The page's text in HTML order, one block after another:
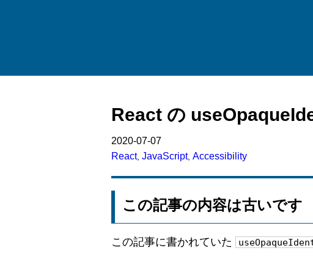
React の
2020-07-07
React, JavaScript, Accessibility
この記事の内容は古いです
この記事に書かれていた